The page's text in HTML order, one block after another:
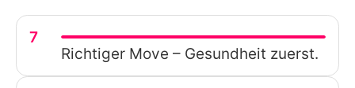
7
Richtiger Move – Gesundheit zuerst.